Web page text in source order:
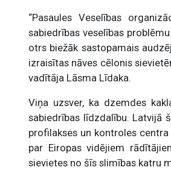
“Pasaules Veselības
sabiedrības veselības
otrs biežāk sastopamais
izraisītas nāves cēlonis
vadītāja Lāsma Līdaka.
Viņa uzsver, ka dzemdes
sabiedrības līdzdalību. Latvijā
profilakses un kontroles
par Eiropas vidējiem
sievietes no šīs slimības katru